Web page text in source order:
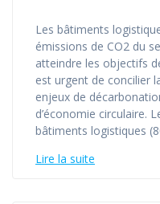
Les bâtiments
émissions de CO2 du
atteindre les objectifs
est urgent de concilier
enjeux de
d’économie circulaire.
bâtiments logistiques
Lire la suite